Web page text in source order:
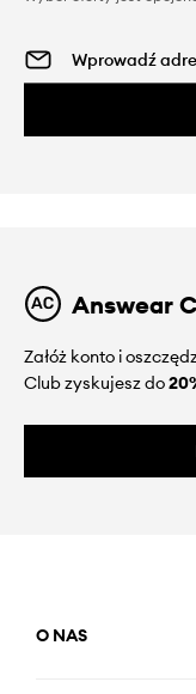
Answear
Załóż konto i
Club zyskujesz do
O NAS